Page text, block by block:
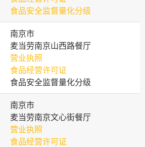
食品安全监督量化分级
南京市
麦当劳南京山西路餐厅
营业执照
食品经营许可证
食品安全监督量化分级
南京市
麦当劳南京文心街餐厅
营业执照
食品经营许可证